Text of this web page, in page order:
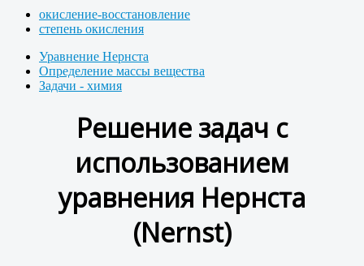
окисление-восстановление
степень окисления
Уравнение Нернста
Определение массы вещества
Задачи - химия
Решение задач с
использованием
уравнения Нернста
(Nernst)